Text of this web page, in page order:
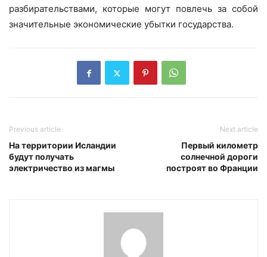
разбирательствами, которые могут повлечь за собой
значительные экономические убытки государства.
Previous article
На территории Исландии
будут получать
электричество из магмы
Next article
Первый километр
солнечной дороги
построят во Франции